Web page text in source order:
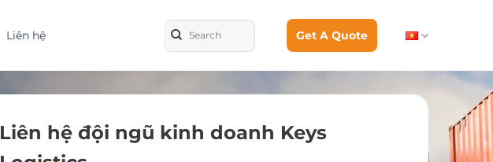
Liên hệ Get A Quote
Liên hệ đội ngũ kinh doanh Keys